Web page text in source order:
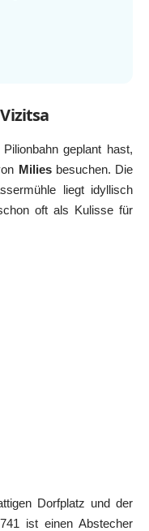
geplant hast,
Miliesbesuchen. Die
liegt idyllisch
oft als Kulisse für
Dorfplatz und der
ist einen Abstecher